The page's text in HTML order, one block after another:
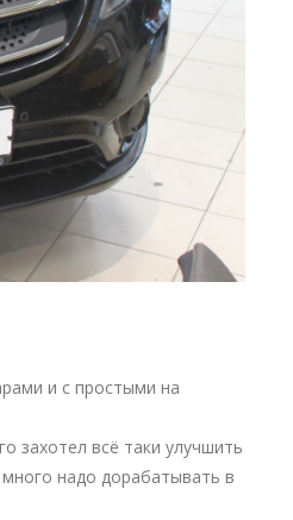
и с простыми на
захотел всё таки улучшить
надо дорабатывать в